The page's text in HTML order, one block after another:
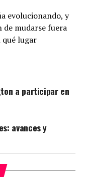
evolucionando, y
de mudarse fuera
qué lugar
a participar en
avances y